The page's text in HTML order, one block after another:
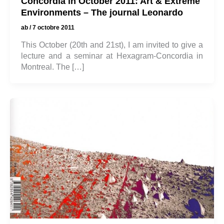
Environments – The journal Leonardo
ab /7 octobre 2011
This October (20th and 21st), I am invited to give a
lecture and a seminar at Hexagram-Concordia in
Montreal. The […]